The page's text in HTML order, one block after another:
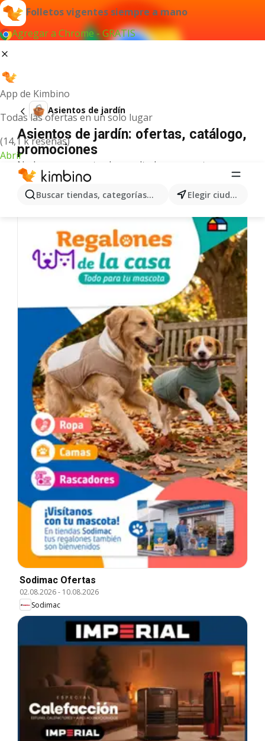
Folletos vigentes siempre a mano
Agregar a Chrome - GRATIS
App de Kimbino
Todas las ofertas en un solo lugar
(14,1 k reseñas)
Abrir
Buscar tiendas, categorías, productos... Elegir ciudad
Asientos de jardín
Asientos de jardín: ofertas, catálogo,
promociones
No hemos encontrado resultados para este
término.
Más ofertas en la categoría
Sodimac Ofertas
02.08.2026- 10.08.2026
Sodimac